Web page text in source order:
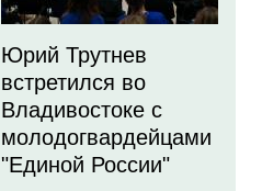
Юрий Трутнев
встретился во
Владивостоке с
молодогвардейцами
"Единой России"